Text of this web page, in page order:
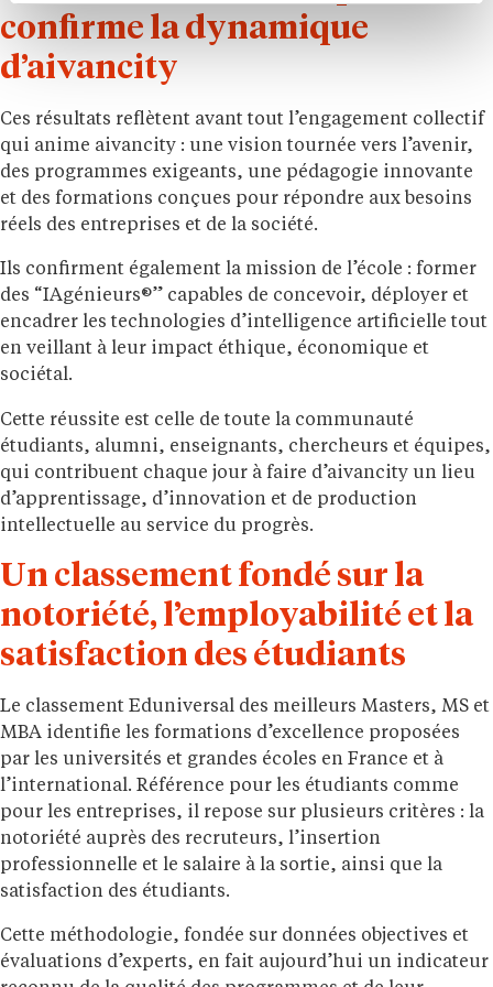
confirme la dynamique
d’aivancity
Ces résultats reflètent avant tout l’engagement collectif
qui anime aivancity : une vision tournée vers l’avenir,
des programmes exigeants, une pédagogie innovante
et des formations conçues pour répondre aux besoins
réels des entreprises et de la société.
Ils confirment également la mission de l’école : former
des “IAgénieurs®” capables de concevoir, déployer et
encadrer les technologies d’intelligence artificielle tout
en veillant à leur impact éthique, économique et
sociétal.
Cette réussite est celle de toute la communauté
étudiants, alumni, enseignants, chercheurs et équipes,
qui contribuent chaque jour à faire d’aivancity un lieu
d’apprentissage, d’innovation et de production
intellectuelle au service du progrès.
Un classement fondé sur la
notoriété, l’employabilité et la
satisfaction des étudiants
Le classement Eduniversal des meilleurs Masters, MS et
MBA identifie les formations d’excellence proposées
par les universités et grandes écoles en France et à
l’international. Référence pour les étudiants comme
pour les entreprises, il repose sur plusieurs critères : la
notoriété auprès des recruteurs, l’insertion
professionnelle et le salaire à la sortie, ainsi que la
satisfaction des étudiants.
Cette méthodologie, fondée sur données objectives et
évaluations d’experts, en fait aujourd’hui un indicateur